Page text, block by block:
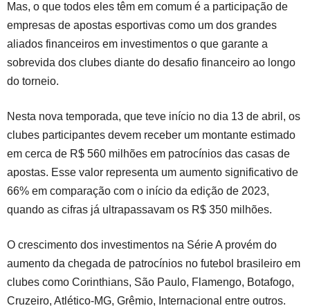
Mas, o que todos eles têm em comum é a participação de
empresas de apostas esportivas como um dos grandes
aliados financeiros em investimentos o que garante a
sobrevida dos clubes diante do desafio financeiro ao longo
do torneio.
Nesta nova temporada, que teve início no dia 13 de abril, os
clubes participantes devem receber um montante estimado
em cerca de R$ 560 milhões em patrocínios das casas de
apostas. Esse valor representa um aumento significativo de
66% em comparação com o início da edição de 2023,
quando as cifras já ultrapassavam os R$ 350 milhões.
O crescimento dos investimentos na Série A provém do
aumento da chegada de patrocínios no futebol brasileiro em
clubes como Corinthians, São Paulo, Flamengo, Botafogo,
Cruzeiro, Atlético-MG, Grêmio, Internacional entre outros.